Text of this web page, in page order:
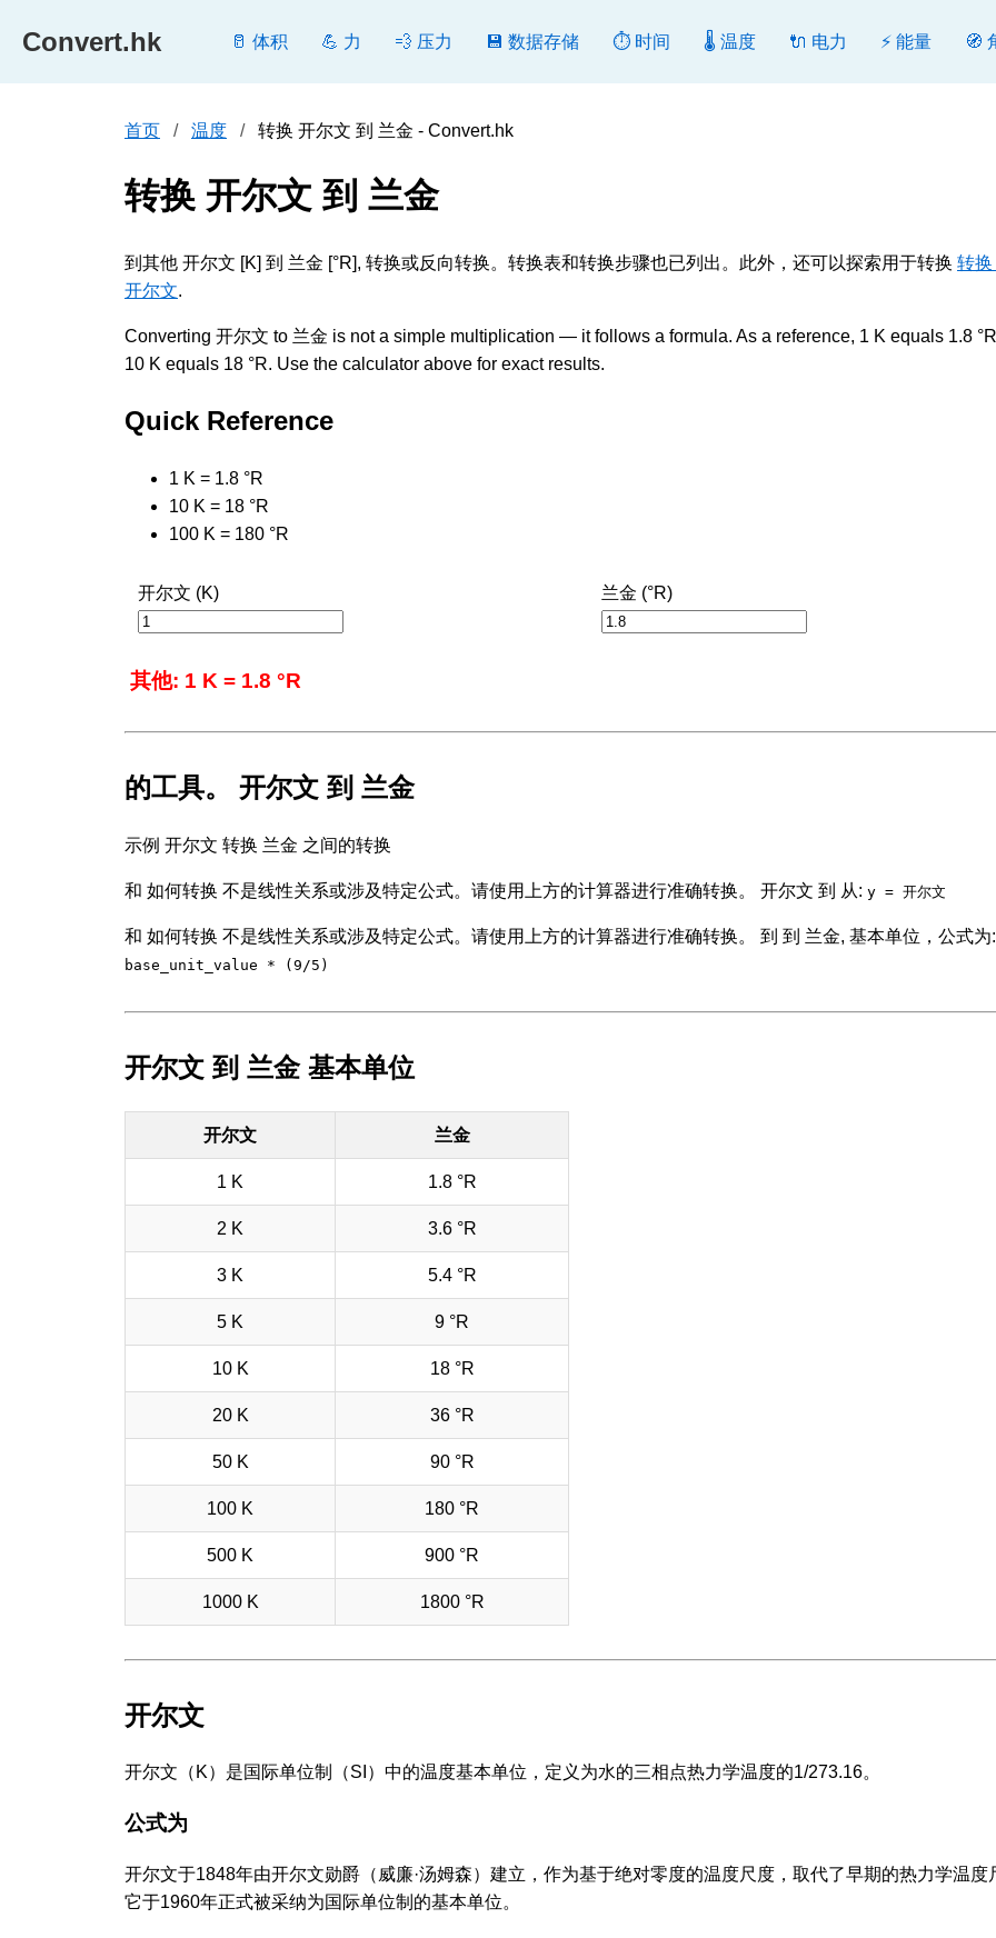
Convert.hk 🥛 体积 💪 力 💨 压力 💾 数据存储 ⏱️ 时间 🌡️ 温度 🔌 电力 ⚡ 能量 🧭
首页 温度 转换 开尔文 到 兰金 - Convert.hk
转换 开尔文 到 兰金
到其他 开尔文 [K] 到 兰金 [°R], 转换或反向转换。转换表和转换步骤也已列出。此外，还可以探索用于转换 转换
开尔文.
Converting 开尔文 to 兰金 is not a simple multiplication — it follows a formula. As a reference, 1 K equals 1.8
10 K equals 18 °R. Use the calculator above for exact results.
Quick Reference
1 K = 1.8 °R
10 K = 18 °R
100 K = 180 °R
开尔文 (K) 兰金 (°R)
其他: 1 K = 1.8 °R
的工具。 开尔文 到 兰金
示例 开尔文 转换 兰金 之间的转换
和 如何转换 不是线性关系或涉及特定公式。请使用上方的计算器进行准确转换。 开尔文 到 从: y = 开尔文
和 如何转换 不是线性关系或涉及特定公式。请使用上方的计算器进行准确转换。 到 到 兰金, 基本单位，公式
base_unit_value * (9/5)
开尔文 到 兰金 基本单位
开尔文 兰金
1 K 1.8 °R
2 K 3.6 °R
3 K 5.4 °R
5 K 9 °R
10 K 18 °R
20 K 36 °R
50 K 90 °R
100 K 180 °R
500 K 900 °R
1000 K 1800 °R
开尔文
开尔文（K）是国际单位制（SI）中的温度基本单位，定义为水的三相点热力学温度的1/273.16。
公式为
开尔文于1848年由开尔文勋爵（威廉·汤姆森）建立，作为基于绝对零度的温度尺度，取代了早期的热力学温度
它于1960年正式被采纳为国际单位制的基本单位。